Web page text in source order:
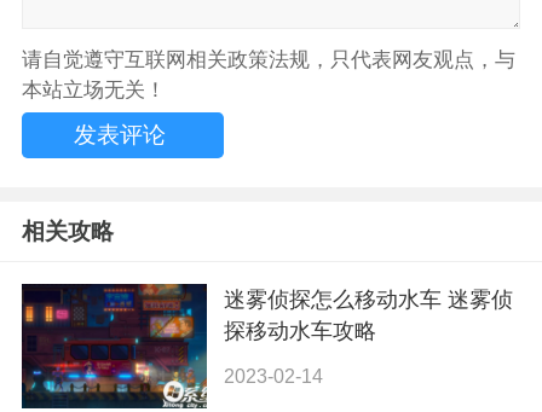
请自觉遵守互联网相关政策法规，只代表网友观点，与
本站立场无关！
相关攻略
迷雾侦探怎么移动水车 迷雾侦
探移动水车攻略
2023-02-14